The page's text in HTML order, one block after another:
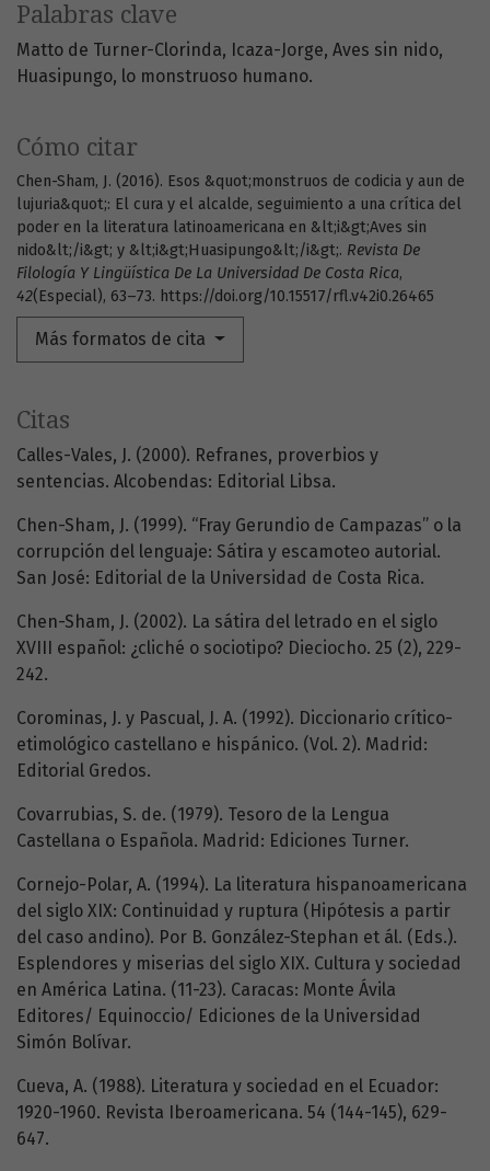
Palabras clave
Matto de Turner-Clorinda Icaza-Jorge Aves sin nido
Huasipungo lo monstruoso humano.
Cómo citar
Chen-Sham, J. (2016). Esos &quot;monstruos de codicia y aun de
lujuria&quot;: El cura y el alcalde, seguimiento a una crítica del
poder en la literatura latinoamericana en &lt;i&gt;Aves sin
nido&lt;/i&gt; y &lt;i&gt;Huasipungo&lt;/i&gt;. Revista De
Filología Y Lingüística De La Universidad De Costa Rica,
42(Especial), 63–73. https://doi.org/10.15517/rfl.v42i0.26465
Más formatos de cita
Citas
Calles-Vales, J. (2000). Refranes, proverbios y
sentencias. Alcobendas: Editorial Libsa.
Chen-Sham, J. (1999). “Fray Gerundio de Campazas” o la
corrupción del lenguaje: Sátira y escamoteo autorial.
San José: Editorial de la Universidad de Costa Rica.
Chen-Sham, J. (2002). La sátira del letrado en el siglo
XVIII español: ¿cliché o sociotipo? Dieciocho. 25 (2), 229-
242.
Corominas, J. y Pascual, J. A. (1992). Diccionario crítico-
etimológico castellano e hispánico. (Vol. 2). Madrid:
Editorial Gredos.
Covarrubias, S. de. (1979). Tesoro de la Lengua
Castellana o Española. Madrid: Ediciones Turner.
Cornejo-Polar, A. (1994). La literatura hispanoamericana
del siglo XIX: Continuidad y ruptura (Hipótesis a partir
del caso andino). Por B. González-Stephan et ál. (Eds.).
Esplendores y miserias del siglo XIX. Cultura y sociedad
en América Latina. (11-23). Caracas: Monte Ávila
Editores/ Equinoccio/ Ediciones de la Universidad
Simón Bolívar.
Cueva, A. (1988). Literatura y sociedad en el Ecuador:
1920-1960. Revista Iberoamericana. 54 (144-145), 629-
647.